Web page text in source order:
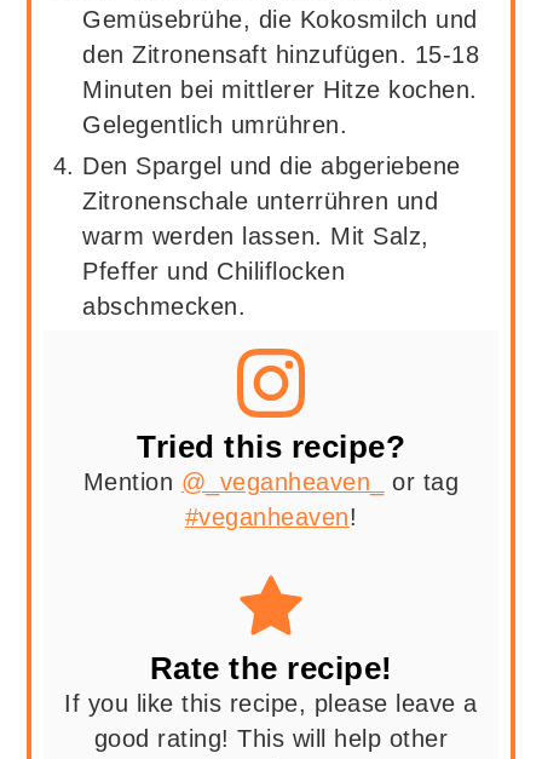
Gemüsebrühe, die Kokosmilch und
den Zitronensaft hinzufügen. 15-18
Minuten bei mittlerer Hitze kochen.
Gelegentlich umrühren.
Den Spargel und die abgeriebene
Zitronenschale unterrühren und
warm werden lassen. Mit Salz,
Pfeffer und Chiliflocken
abschmecken.
Tried this recipe?
Mention @_veganheaven_
or tag
#veganheaven!
Rate the recipe!
If you like this recipe, please leave a
good rating! This will help other